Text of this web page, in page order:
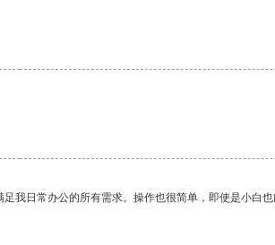
我日常办公的所有需求。操作也很简单，即使是小白